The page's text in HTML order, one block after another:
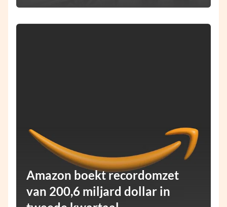
Amazon boekt recordomzet
van 200,6 miljard dollar in